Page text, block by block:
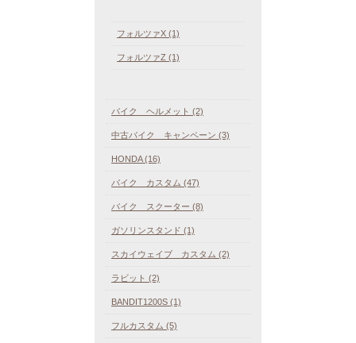
フォルツァX (1)
フォルツァZ (1)
バイク ヘルメット (2)
中古バイク キャンペーン (3)
HONDA (16)
バイク カスタム (47)
バイク スクーター (8)
ガソリンスタンド (1)
スカイウェイブ カスタム (2)
ラビット (2)
BANDIT1200S (1)
フルカスタム (5)